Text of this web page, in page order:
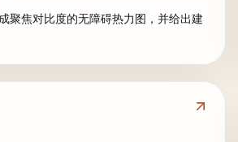
聚焦对比度的无障碍热力图，并给出建